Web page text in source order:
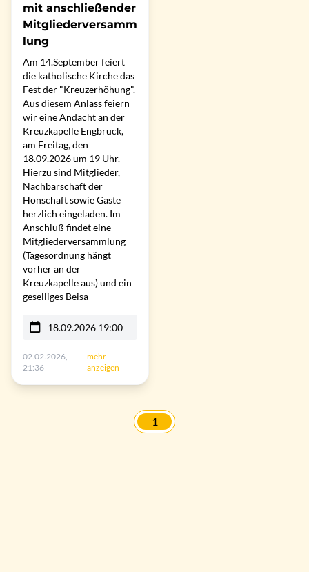
mit anschließender
Mitgliederversamm
lung
Am 14.September feiert
die katholische Kirche das
Fest der "Kreuzerhöhung".
Aus diesem Anlass feiern
wir eine Andacht an der
Kreuzkapelle Engbrück,
am Freitag, den
18.09.2026 um 19 Uhr.
Hierzu sind Mitglieder,
Nachbarschaft der
Honschaft sowie Gäste
herzlich eingeladen. Im
Anschluß findet eine
Mitgliederversammlung
(Tagesordnung hängt
vorher an der
Kreuzkapelle aus) und ein
geselliges Beisa
18.09.2026 19:00
02.02.2026,
21:36
mehr
anzeigen
1